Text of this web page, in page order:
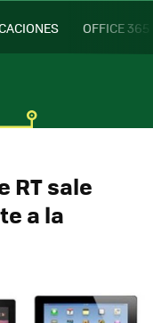
OFFICE 365
RT sale
a la